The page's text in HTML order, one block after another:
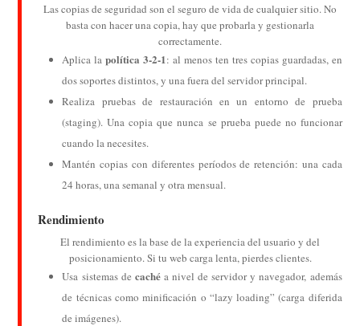
Las copias de seguridad son el seguro de vida de cualquier sitio. No
basta con hacer una copia, hay que probarla y gestionarla
correctamente.
Aplica lapolítica 3-2-1: al menos ten tres copias guardadas, en
dos soportes distintos, y una fuera del servidor principal.
Realiza pruebas de restauración en un entorno de prueba
(staging). Una copia que nunca se prueba puede no funcionar
cuando la necesites.
Mantén copias con diferentes períodos de retención: una cada
24 horas, una semanal y otra mensual.
Rendimiento
El rendimiento es la base de la experiencia del usuario y del
posicionamiento. Si tu web carga lenta, pierdes clientes.
Usa sistemas de cachéa nivel de servidor y navegador, además
de técnicas como minificación o “lazy loading” (carga diferida
de imágenes).